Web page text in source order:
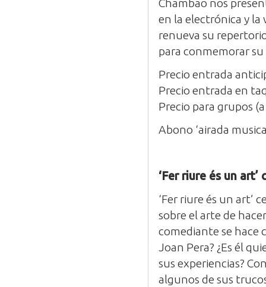
Chambao nos
en la electrónica y la
renueva su
para conmemorar
Precio entrada
Precio entrada en
Precio para grupos
Abono ‘airada
‘Fer riure és un
‘Fer riure és un art’
sobre el arte de
comediante se hace
Joan Pera? ¿Es él
sus experiencias?
algunos de sus